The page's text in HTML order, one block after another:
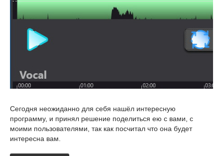
Сегодня неожиданно для себя нашёл интересную
программу, и принял решение поделиться ею с вами, с
моими пользователями, так как посчитал что она будет
интересна вам.